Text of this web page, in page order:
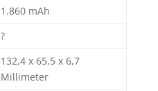
1.860 mAh
?
132,4 x 65,5 x 6,7
Millimeter